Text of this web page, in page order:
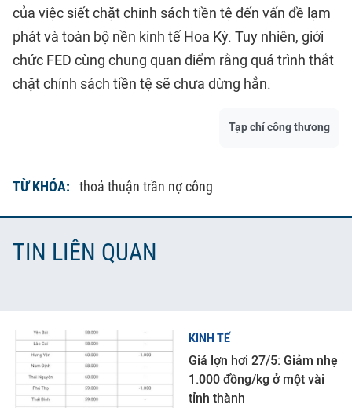
của việc siết chặt chinh sách tiền tệ đến vấn đề lạm
phát và toàn bộ nền kinh tế Hoa Kỳ. Tuy nhiên, giới
chức FED cùng chung quan điểm rằng quá trình thắt
chặt chính sách tiền tệ sẽ chưa dừng hẳn.
Tạp chí công thương
TỪ KHÓA: thoả thuận trần nợ công
TIN LIÊN QUAN
KINH TẾ
Giá lợn hơi 27/5: Giảm nhẹ
1.000 đồng/kg ở một vài
tỉnh thành